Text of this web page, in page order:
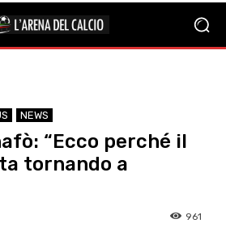
NEWS
“Ecco perché il
tornando a
961